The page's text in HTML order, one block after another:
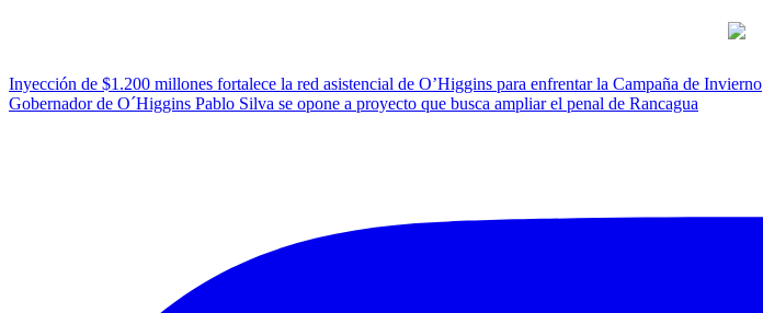
Navegación
de
Inyección de $1.200 millones fortalece la red asistencial de O’Higgins para enfrentar la Campaña de Invierno
Gobernador de O´Higgins Pablo Silva se opone a proyecto que busca ampliar el penal de Rancagua